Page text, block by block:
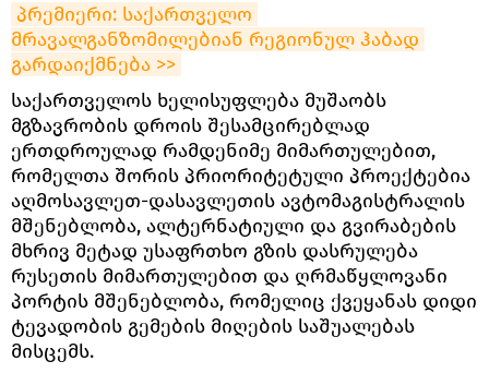
პრემიერი: საქართველო
მრავალგანზომილებიან რეგიონულ ჰაბად
გარდაიქმნება >>
საქართველოს ხელისუფლება მუშაობს
მგზავრობის დროის შესამცირებლად
ერთდროულად რამდენიმე მიმართულებით,
რომელთა შორის პრიორიტეტული პროექტებია
აღმოსავლეთ-დასავლეთის ავტომაგისტრალის
მშენებლობა, ალტერნატიული და გვირაბების
მხრივ მეტად უსაფრთხო გზის დასრულება
რუსეთის მიმართულებით და ღრმაწყლოვანი
პორტის მშენებლობა, რომელიც ქვეყანას დიდი
ტევადობის გემების მიღების საშუალებას
მისცემს.